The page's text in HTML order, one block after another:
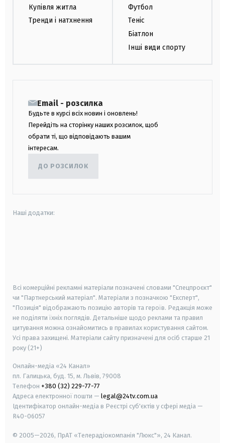
Купівля житла
Тренди і натхнення
Футбол
Теніс
Біатлон
Інші види спорту
Email - розсилка
Будьте в курсі всіх новин і оновлень!
Перейдіть на сторінку наших розсилок, щоб
обрати ті, що відповідають вашим
інтересам.
ДО РОЗСИЛОК
Наші додатки:
Всі комерційні рекламні матеріали позначені словами "Спецпроєкт"
чи "Партнерський матеріал". Матеріали з позначкою "Експерт",
"Позиція" відображають позицію авторів та героїв. Редакція може
не поділяти їхніх поглядів. Детальніше щодо реклами та правил
цитування можна ознайомитись в правилах користування сайтом.
Усі права захищені. Матеріали сайту призначені для осіб старше 21
року (21+)
Онлайн-медіа «24 Канал»
пл. Галицька, буд. 15, м. Львів, 79008
Телефон +380 (32) 229-77-77
Адреса електронної пошти — legal@24tv.com.ua
Ідентифікатор онлайн-медіа в Реєстрі суб'єктів у сфері медіа —
R40-06057
© 2005—2026, ПрАТ «Телерадіокомпанія "Люкс"», 24 Канал.